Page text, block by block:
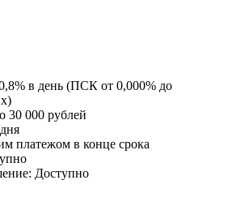
в день (ПСК от 0,000% до
30 000 рублей
платежом в конце срока
Доступно